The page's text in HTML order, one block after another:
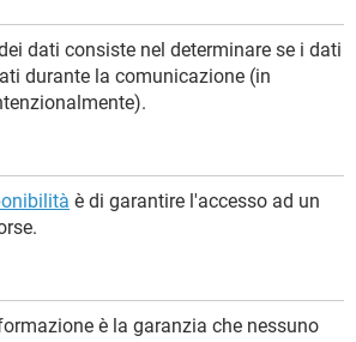
dati consiste nel determinare se i dati
durante la comunicazione (in
è di garantire l'accesso ad un
è la garanzia che nessuno